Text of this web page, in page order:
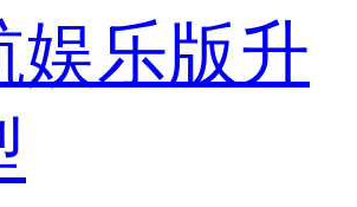
娱乐版升